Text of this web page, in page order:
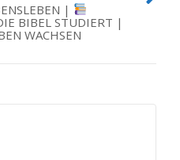
|
BIBEL STUDIERT |
WACHSEN